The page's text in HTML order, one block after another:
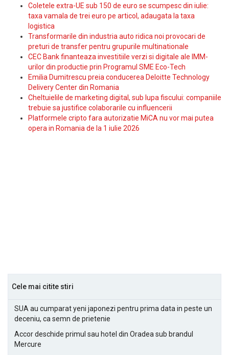
Coletele extra-UE sub 150 de euro se scumpesc din iulie:
taxa vamala de trei euro pe articol, adaugata la taxa
logistica
Transformarile din industria auto ridica noi provocari de
preturi de transfer pentru grupurile multinationale
CEC Bank finanteaza investitiile verzi si digitale ale IMM-
urilor din productie prin Programul SME Eco-Tech
Emilia Dumitrescu preia conducerea Deloitte Technology
Delivery Center din Romania
Cheltuielile de marketing digital, sub lupa fiscului: companiile
trebuie sa justifice colaborarile cu influencerii
Platformele cripto fara autorizatie MiCA nu vor mai putea
opera in Romania de la 1 iulie 2026
Cele mai citite stiri
SUA au cumparat yeni japonezi pentru prima data in peste un
deceniu, ca semn de prietenie
Accor deschide primul sau hotel din Oradea sub brandul
Mercure